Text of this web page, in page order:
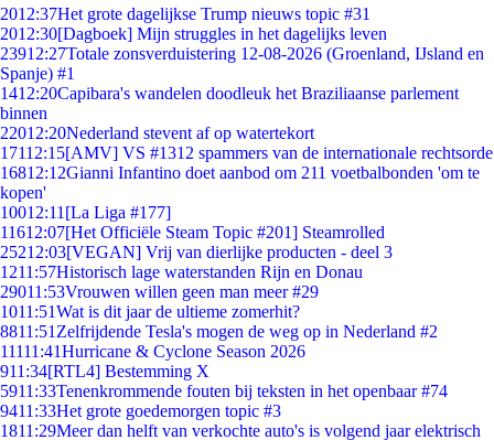
2012:37Het grote dagelijkse Trump nieuws topic #31
2012:30[Dagboek] Mijn struggles in het dagelijks leven
23912:27Totale zonsverduistering 12-08-2026 (Groenland, IJsland en
Spanje) #1
1412:20Capibara's wandelen doodleuk het Braziliaanse parlement
binnen
22012:20Nederland stevent af op watertekort
17112:15[AMV] VS #1312 spammers van de internationale rechtsorde
16812:12Gianni Infantino doet aanbod om 211 voetbalbonden 'om te
kopen'
10012:11 [La Liga #177]
11612:07[Het Officiële Steam Topic #201] Steamrolled
25212:03[VEGAN] Vrij van dierlijke producten - deel 3
1211:57Historisch lage waterstanden Rijn en Donau
29011:53Vrouwen willen geen man meer #29
1011:51Wat is dit jaar de ultieme zomerhit?
8811:51 Zelfrijdende Tesla's mogen de weg op in Nederland #2
11111:41Hurricane & Cyclone Season 2026
911:34[RTL4] Bestemming X
5911:33Tenenkrommende fouten bij teksten in het openbaar #74
9411:33Het grote goedemorgen topic #3
1811:29Meer dan helft van verkochte auto's is volgend jaar elektrisch